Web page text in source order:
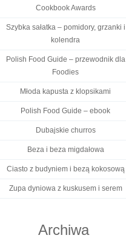
Cookbook Awards
Szybka sałatka – pomidory, grzanki i
kolendra
Polish Food Guide – przewodnik dla
Foodies
Młoda kapusta z klopsikami
Polish Food Guide – ebook
Dubajskie churros
Beza i beza migdałowa
Ciasto z budyniem i bezą kokosową
Zupa dyniowa z kuskusem i serem
Archiwa